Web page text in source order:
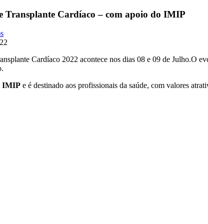
Transplante Cardíaco – com apoio do IMIP
Cardíaco 2022 acontece nos dias 08 e 09 de Julho.O
IMIP e é destinado aos profissionais da saúde, com valores